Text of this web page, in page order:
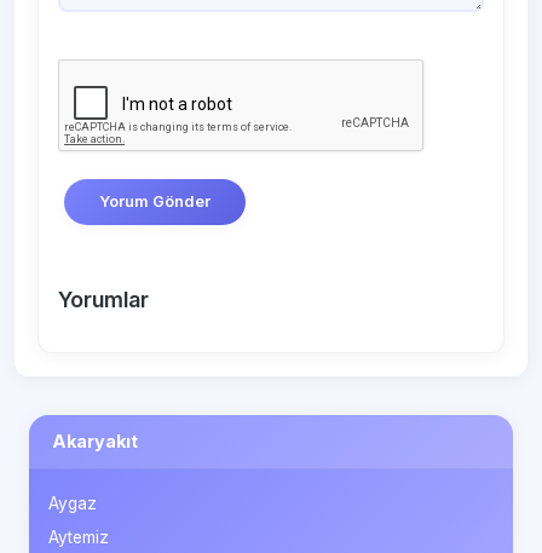
Yorum Gönder
Yorumlar
Akaryakıt
Aygaz
Aytemiz